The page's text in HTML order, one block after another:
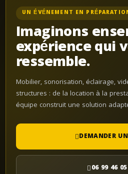
UN ÉVÉNEMENT EN
Imaginons
expérience qui
ressemble.
Mobilier, sonorisation, éclairage,
structures : de la location à la
équipe construit une solution
DEMANDER
06 99 46